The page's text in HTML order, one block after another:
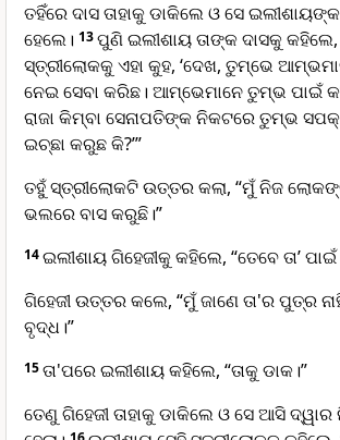
ତହିଁରେ ଦାସ ତାହାକୁ ଡାକିଲେ ଓ ସେ
ହେଲେ। 13ପୁଣି ଇଲୀଶାୟ ତାଙ୍କ ଦାସକୁ କହିଲେ,
ସ୍ତ୍ରୀଲୋକକୁ ଏହା କୁହ, ‘ଦେଖ, ତୁମ୍ଭେ
ନେଇ ସେବା କରିଛ। ଆମ୍ଭେମାନେ ତୁମ୍ଭ ପାଇଁ
ରାଜା କିମ୍ବା ସେନାପତିଙ୍କ ନିକଟରେ ତୁମ୍ଭ
ଇଚ୍ଛା କରୁଛ କି?’”
ତହୁଁ ସ୍ତ୍ରୀଲୋକଟି ଉତ୍ତର କଲା, “ମୁଁ ନିଜ
ଭଲରେ ବାସ କରୁଛି।”
14ଇଲୀଶାୟ ଗିହେଜୀକୁ କହିଲେ, “ତେବେ ତା’
ଗିହେଜୀ ଉତ୍ତର କଲେ, “ମୁଁ ଜାଣେ ତା'ର ପୁତ୍ର
ବୃଦ୍ଧ।”
15ତା'ପରେ ଇଲୀଶାୟ କହିଲେ, “ତାକୁ ଡାକ।”
ତେଣୁ ଗିହେଜୀ ତାହାକୁ ଡାକିଲେ ଓ ସେ ଆସି